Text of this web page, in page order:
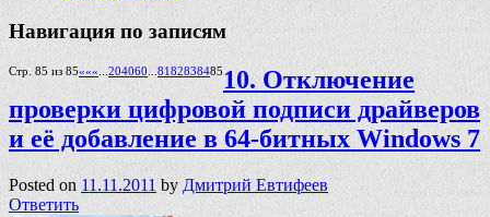
Навигация по записям
Стр. 85 из 85««« 204060 8182838485 10. Отключение
проверки цифровой подписи драйверов
и её добавление в 64-битных Windows 7
Posted on 11.11.2011 by Дмитрий Евтифеев
Ответить